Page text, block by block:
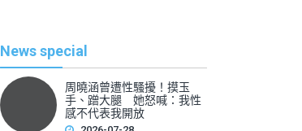
News special
周曉涵曾遭性騷擾！摸玉
手、蹭大腿 她怒喊：我性
感不代表我開放